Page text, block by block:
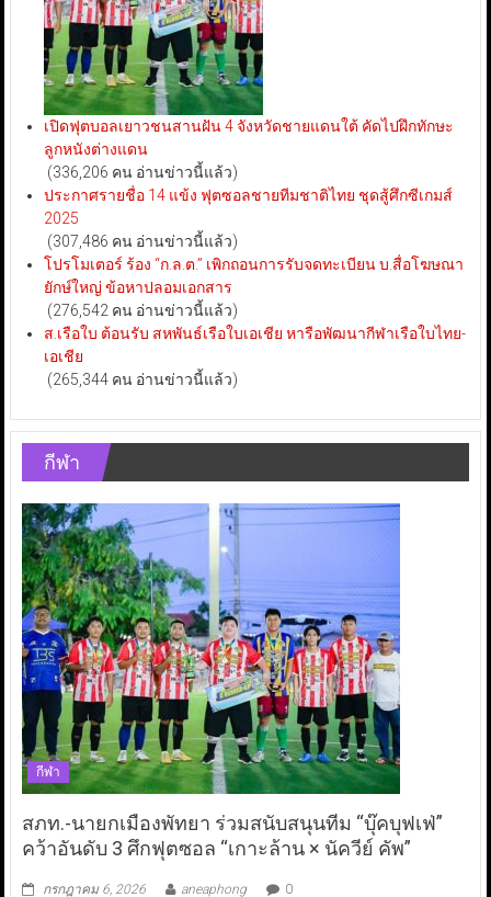
เปิดฟุตบอลเยาวชนสานฝัน 4 จังหวัดชายแดนใต้ คัดไปฝึกทักษะ
ลูกหนังต่างแดน
(336,206 คน อ่านข่าวนี้แล้ว)
ประกาศรายชื่อ 14 แข้ง ฟุตซอลชายทีมชาติไทย ชุดสู้ศึกซีเกมส์
2025
(307,486 คน อ่านข่าวนี้แล้ว)
โปรโมเตอร์ ร้อง “ก.ล.ต.” เพิกถอนการรับจดทะเบียน บ.สื่อโฆษณา
ยักษ์ใหญ่ ข้อหาปลอมเอกสาร
(276,542 คน อ่านข่าวนี้แล้ว)
ส.เรือใบ ต้อนรับ สหพันธ์เรือใบเอเชีย หารือพัฒนากีฬาเรือใบไทย-
เอเชีย
(265,344 คน อ่านข่าวนี้แล้ว)
กีฬา
กีฬา
สภท.-นายกเมืองพัทยา ร่วมสนับสนุนทีม “บุ๊คบุฟเฟ่”
คว้าอันดับ 3 ศึกฟุตซอล “เกาะล้าน × นัควีย์ คัพ”
กรกฎาคม 6, 2026 aneaphong 0